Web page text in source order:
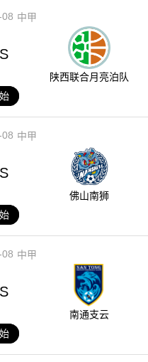
中甲
S
陕西联合月亮泊队
中甲
S
佛山南狮
中甲
S
南通支云